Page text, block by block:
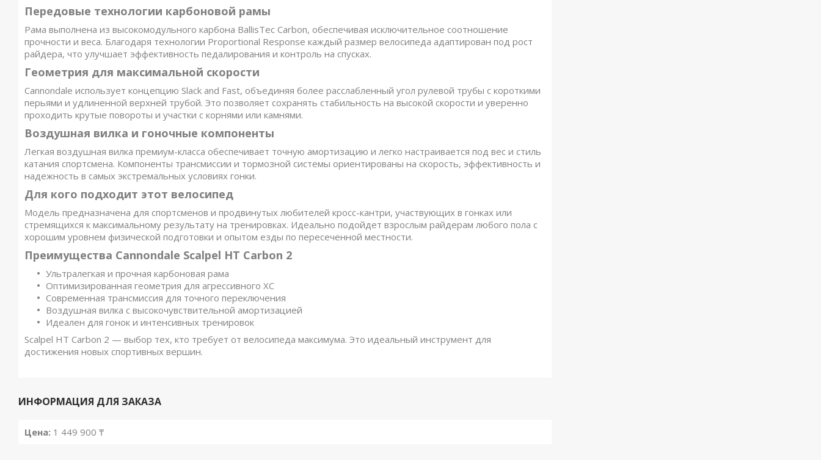
Передовые технологии карбоновой рамы
Рама выполнена из высокомодульного карбона BallisTec Carbon, обеспечивая исключительное соотношение
прочности и веса. Благодаря технологии Proportional Response каждый размер велосипеда адаптирован под рост
райдера, что улучшает эффективность педалирования и контроль на спусках.
Геометрия для максимальной скорости
Cannondale использует концепцию Slack and Fast, объединяя более расслабленный угол рулевой трубы с короткими
перьями и удлиненной верхней трубой. Это позволяет сохранять стабильность на высокой скорости и уверенно
проходить крутые повороты и участки с корнями или камнями.
Воздушная вилка и гоночные компоненты
Легкая воздушная вилка премиум-класса обеспечивает точную амортизацию и легко настраивается под вес и стиль
катания спортсмена. Компоненты трансмиссии и тормозной системы ориентированы на скорость, эффективность и
надежность в самых экстремальных условиях гонки.
Для кого подходит этот велосипед
Модель предназначена для спортсменов и продвинутых любителей кросс-кантри, участвующих в гонках или
стремящихся к максимальному результату на тренировках. Идеально подойдет взрослым райдерам любого пола с
хорошим уровнем физической подготовки и опытом езды по пересеченной местности.
Преимущества Cannondale Scalpel HT Carbon 2
Ультралегкая и прочная карбоновая рама
Оптимизированная геометрия для агрессивного XC
Современная трансмиссия для точного переключения
Воздушная вилка с высокочувствительной амортизацией
Идеален для гонок и интенсивных тренировок
Scalpel HT Carbon 2 — выбор тех, кто требует от велосипеда максимума. Это идеальный инструмент для
достижения новых спортивных вершин.
ИНФОРМАЦИЯ ДЛЯ ЗАКАЗА
Цена: 1 449 900 ₸